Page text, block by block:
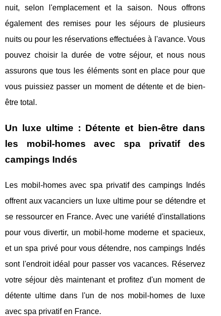
nuit, selon l'emplacement et la saison. Nous offrons
également des remises pour les séjours de plusieurs
nuits ou pour les réservations effectuées à l'avance. Vous
pouvez choisir la durée de votre séjour, et nous nous
assurons que tous les éléments sont en place pour que
vous puissiez passer un moment de détente et de bien-
être total.
Un luxe ultime : Détente et bien-être dans
les mobil-homes avec spa privatif des
campings Indés
Les mobil-homes avec spa privatif des campings Indés
offrent aux vacanciers un luxe ultime pour se détendre et
se ressourcer en France. Avec une variété d'installations
pour vous divertir, un mobil-home moderne et spacieux,
et un spa privé pour vous détendre, nos campings Indés
sont l'endroit idéal pour passer vos vacances. Réservez
votre séjour dès maintenant et profitez d'un moment de
détente ultime dans l'un de nos mobil-homes de luxe
avec spa privatif en France.